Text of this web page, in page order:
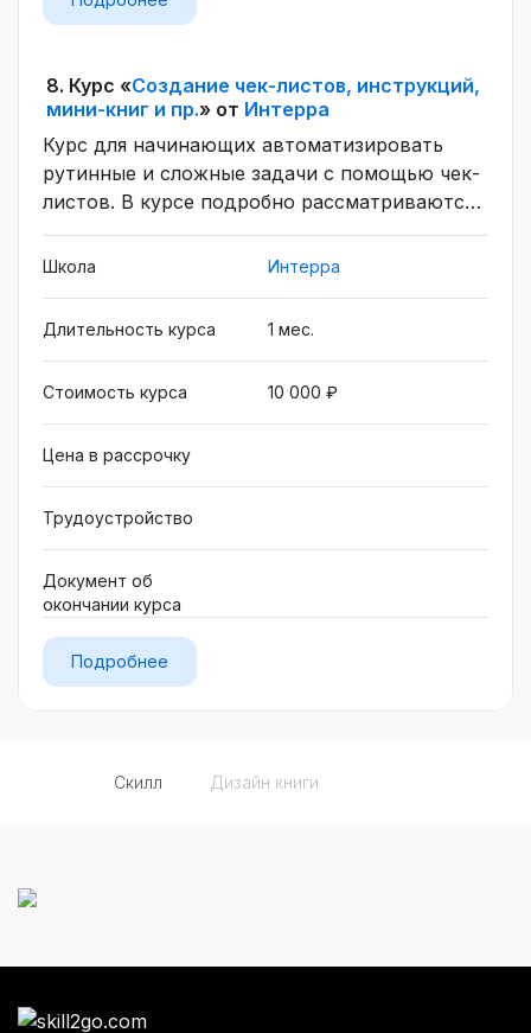
8. Курс «Создание чек-листов, инструкций,
мини-книг и пр.» от Интерра
Курс для начинающих автоматизировать
рутинные и сложные задачи с помощью чек-
листов. В курсе подробно рассматриваются
операции, необходимые для
автоматического выполнения различных
обрабатывать массивы с помощью функций
Школа Интерра
Длительность курса 1 меc.
Стоимость курса 10 000 ₽
Цена в рассрочку
Трудоустройство
Документ об
окончании курса
Подробнее
Скилл Дизайн книги